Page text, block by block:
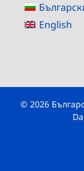
English
© 2026